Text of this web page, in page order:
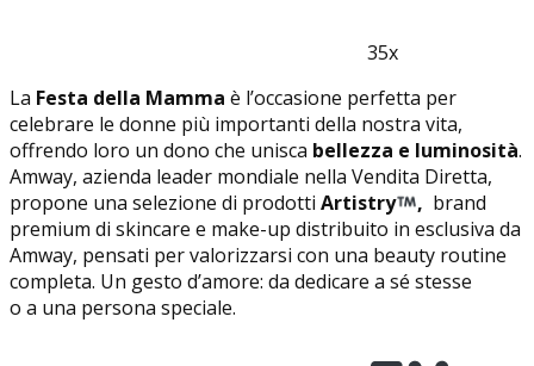
35x
La Festa della Mamma è l’occasione perfetta per
celebrare le donne più importanti della nostra vita,
offrendo loro un dono che unisca bellezza e luminosità.
Amway, azienda leader mondiale nella Vendita Diretta,
propone una selezione di prodotti Artistry , brand
premium di skincare e make-up distribuito in esclusiva da
Amway, pensati per valorizzarsi con una beauty routine
completa. Un gesto d’amore: da dedicare a sé stesse
o a una persona speciale.